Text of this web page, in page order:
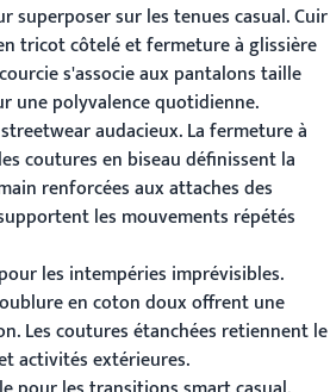
superposer sur les tenues casual. Cuir
tricot côtelé et fermeture à glissière
s'associe aux pantalons taille
une polyvalence quotidienne.
audacieux. La fermeture à
coutures en biseau définissent la
renforcées aux attaches des
les mouvements répétés
les intempéries imprévisibles.
en coton doux offrent une
Les coutures étanchées retiennent le
activités extérieures.